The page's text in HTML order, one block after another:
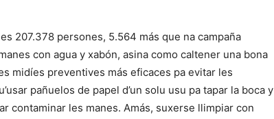
207.378 persones, 5.564 más que na campaña
con agua y xabón, asina como caltener una bona
midíes preventives más eficaces pa evitar les
pañuelos de papel d’un solu usu pa tapar la boca y
contaminar les manes. Amás, suxerse llimpiar con